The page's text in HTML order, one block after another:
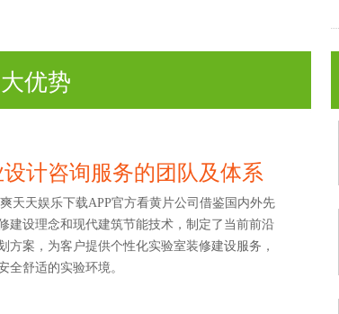
优势
设计咨询服务的团队及体系
天天娱乐下载APP官方看黄片公司借鉴国内外先
设理念和现代建筑节能技术，制定了当前前沿
案，为客户提供个性化实验室装修建设服务，
适的实验环境。